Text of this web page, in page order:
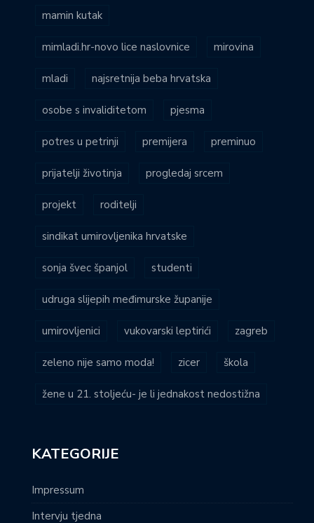
mamin kutak
mimladi.hr-novo lice naslovnice mirovina
mladi najsretnija beba hrvatska
osobe s invaliditetom pjesma
potres u petrinji premijera preminuo
prijatelji životinja progledaj srcem
projekt roditelji
sindikat umirovljenika hrvatske
sonja švec španjol studenti
udruga slijepih međimurske županije
umirovljenici vukovarski leptirići zagreb
zeleno nije samo moda! zicer škola
žene u 21. stoljeću- je li jednakost nedostižna
KATEGORIJE
Impressum
Intervju tjedna